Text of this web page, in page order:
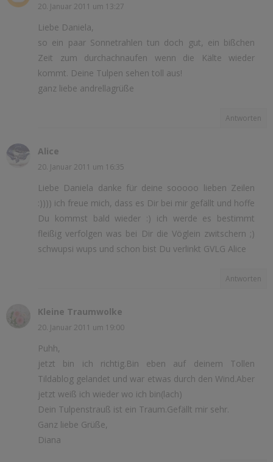
20. Januar 2011 um 13:27
Liebe Daniela,
so ein paar Sonnetrahlen tun doch gut, ein bißchen
Zeit zum durchachnaufen wenn die Kälte wieder
kommt. Deine Tulpen sehen toll aus!
ganz liebe andrellagrüße
Antworten
Alice
20. Januar 2011 um 16:35
Liebe Daniela danke für deine sooooo lieben Zeilen
:)))) ich freue mich, dass es Dir bei mir gefällt und hoffe
Du kommst bald wieder :) ich werde es bestimmt
fleißig verfolgen was bei Dir die Vöglein zwitschern ;)
schwupsi wups und schon bist Du verlinkt GVLG Alice
Antworten
Kleine Traumwolke
20. Januar 2011 um 19:00
Puhh,
jetzt bin ich richtig.Bin eben auf deinem Tollen
Tildablog gelandet und war etwas durch den Wind.Aber
jetzt weiß ich wieder wo ich bin(lach)
Dein Tulpenstrauß ist ein Traum.Gefällt mir sehr.
Ganz liebe Grüße,
Diana